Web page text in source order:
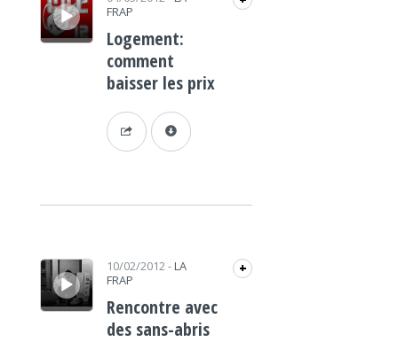
FRAP
Logement:
comment
baisser les prix
Lecteur audio 10/02/2012- LA
FRAP
+
Rencontre avec
des sans-abris